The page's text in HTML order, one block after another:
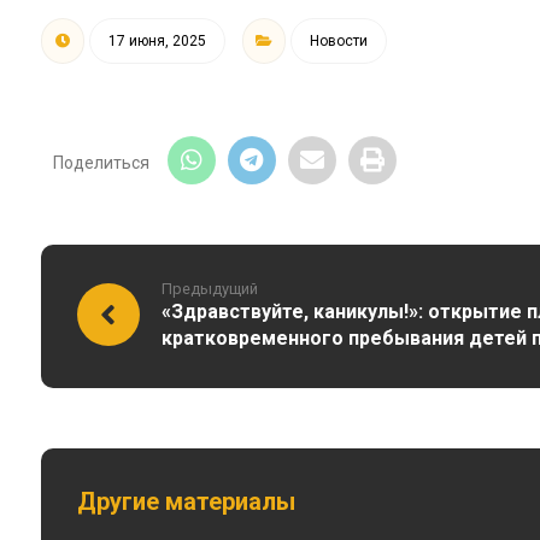
17 июня, 2025 Новости
Предыдущий
«Здравствуйте, каникулы!»: открытие
кратковременного пребывания детей
Другие материалы